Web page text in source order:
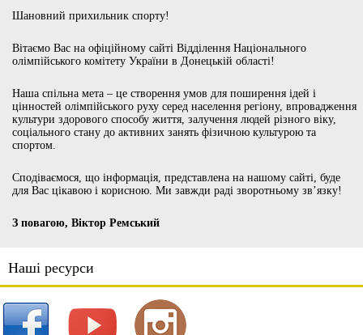
Шановний прихильник спорту!
Вітаємо Вас на офіційному сайті Відділення Національного
олімпійського комітету України в Донецькій області!
Наша спільна мета – це створення умов для поширення ідей і
цінностей олімпійського руху серед населення регіону, впровадження
культури здорового способу життя, залучення людей різного віку,
соціального стану до активних занять фізичною культурою та
спортом.
Сподіваємося, що інформація, представлена на нашому сайті, буде
для Вас цікавою і корисною. Ми завжди раді зворотньому зв’язку!
З повагою, Віктор Ремський
Наші ресурси